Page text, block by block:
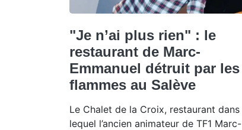
"Je n’ai plus rien" : le
restaurant de Marc-
Emmanuel détruit par les
flammes au Salève
Le Chalet de la Croix, restaurant dans
lequel l’ancien animateur de TF1 Marc-